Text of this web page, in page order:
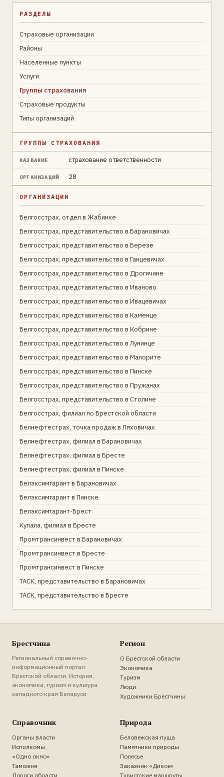
РАЗДЕЛЫ
Страховые организации
Районы
Населенные пункты
Услуги
Группы страхования
Страховые продукты
Типы организаций
ГРУППЫ СТРАХОВАНИЯ
НАЗВАНИЕ страхование ответственности
ОРГАНИЗАЦИЙ 28
ОРГАНИЗАЦИИ
Белгосстрах, отдел в Жабинке
Белгосстрах, представительство в Барановичах
Белгосстрах, представительство в Березе
Белгосстрах, представительство в Ганцевичах
Белгосстрах, представительство в Дрогичине
Белгосстрах, представительство в Иваново
Белгосстрах, представительство в Ивацевичах
Белгосстрах, представительство в Каменце
Белгосстрах, представительство в Кобрине
Белгосстрах, представительство в Лунинце
Белгосстрах, представительство в Малорите
Белгосстрах, представительство в Пинске
Белгосстрах, представительство в Пружанах
Белгосстрах, представительство в Столине
Белгосстрах, филиал по Брестской области
Белнефтестрах, точка продаж в Ляховичах
Белнефтестрах, филиал в Барановичах
Белнефтестрах, филиал в Бресте
Белнефтестрах, филиал в Пинске
Белэксимгарант в Барановичах
Белэксимгарант в Пинске
Белэксимгарант-Брест
Купала, филиал в Бресте
Промтрансинвест в Барановичах
Промтрансинвест в Бресте
Промтрансинвест в Пинске
ТАСК, представительство в Барановичах
ТАСК, представительство в Бресте
Брестчина
Региональный справочно-
информационный портал
Брестской области. История,
экономика, туризм и культура
западного края Беларуси
Регион
О Брестской области
Экономика
Туризм
Люди
Художники Брестчины
Справочник
Органы власти
Исполкомы
«Одно окно»
Таможня
Дороги области
Природа
Беловежская пуща
Памятники природы
Полесье
Заказник «Дикое»
Туристские маршруты